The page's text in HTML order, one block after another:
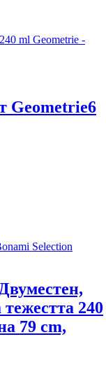
Geometrie6
Двуместен,
240
79 cm,